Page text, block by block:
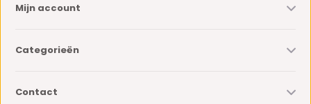
Mijn account
Categorieën
Contact